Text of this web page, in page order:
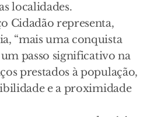
localidades.
Cidadão representa,
“mais uma conquista
um passo significativo na
prestados à população,
e a proximidade